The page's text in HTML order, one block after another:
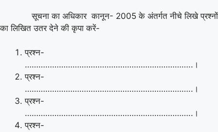
सूचना का अधिकार कानून- 2005 के अंतर्गत नीचे लिखे प्रश्नों
का लिखित उतर देने की कृपा करें-
प्रश्न-
………………………………………………………………..।
प्रश्न-
………………………………………………………………..।
प्रश्न-
………………………………………………………………..।
प्रश्न-